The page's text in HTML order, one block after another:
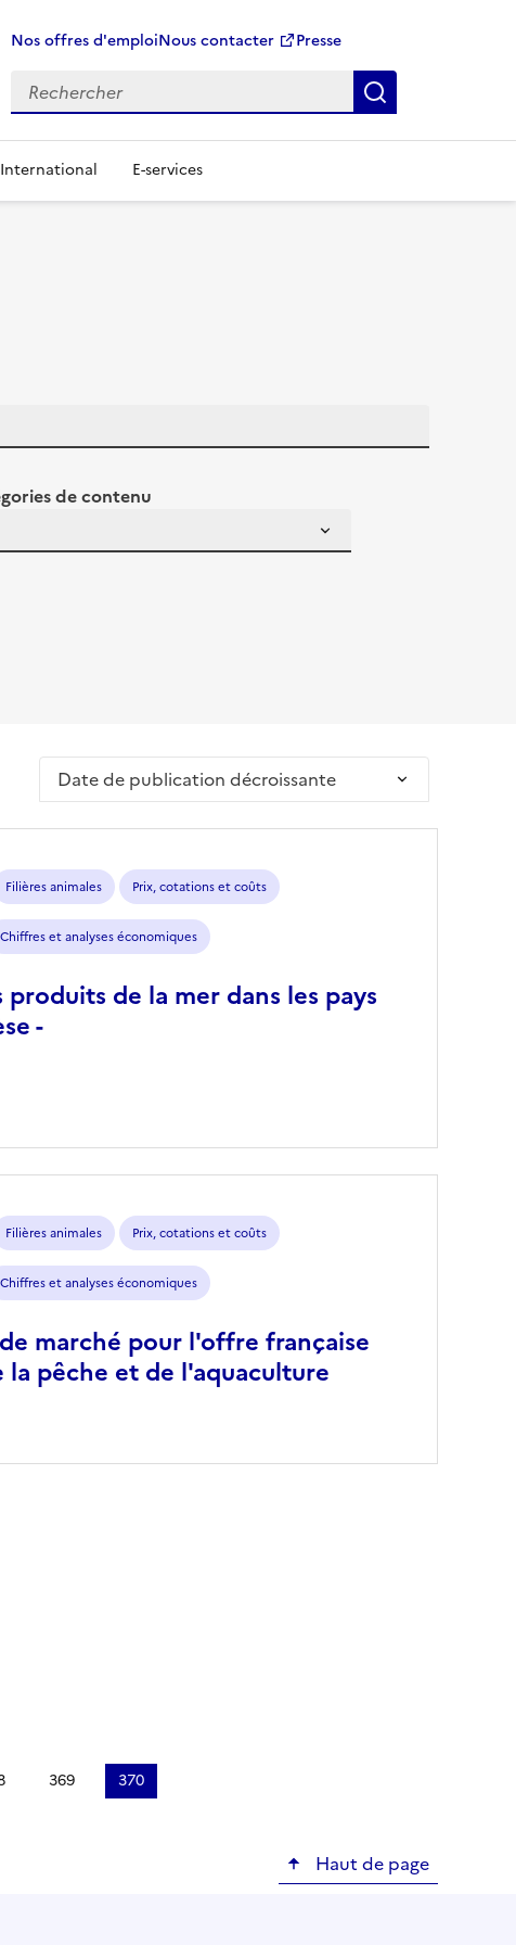
Nos offres d'emploiNous contacter Presse
International E-services
de contenu
Trier par
Filières animales Prix, cotations et coûts
Chiffres et analyses économiques
produits de la mer dans les pays
-
Filières animales Prix, cotations et coûts
Chiffres et analyses économiques
marché pour l'offre française
pêche et de l'aquaculture
369
Page
370
Haut de page